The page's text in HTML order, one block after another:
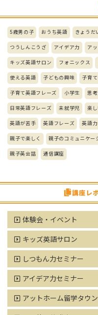
5歳男の子 おうち英語 きょうだ
つうしんこうざ アイデア力 ア
キッズ英語サロン フォニックス
使える英語 子どもの興味 子育
子育て英語フレーズ 小学生 思
日常英語フレーズ 未就学児 楽し
英語が苦手 英語フレーズ 英語力
親子で楽しく 親子のコミュニケー
親子英会話 通信講座
講座レ
体験会・イベント
キッズ英語サロン
しつもん力セミナー
アイデア力セミナー
アットホーム留学タウン